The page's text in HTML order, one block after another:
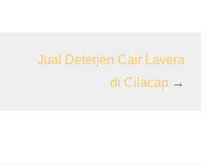
Jual Deterjen Cair Lavera
di Cilacap →